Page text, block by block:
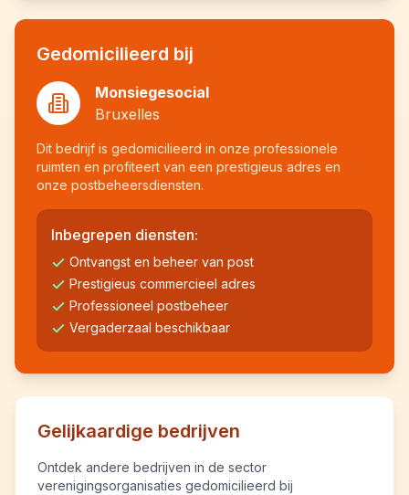
Gedomicilieerd bij
Monsiegesocial
Bruxelles
Dit bedrijf is gedomicilieerd in onze professionele
ruimten en profiteert van een prestigieus adres en
onze postbeheersdiensten.
Inbegrepen diensten:
Ontvangst en beheer van post
Prestigieus commercieel adres
Professioneel postbeheer
Vergaderzaal beschikbaar
Gelijkaardige bedrijven
Ontdek andere bedrijven in de sector
verenigingsorganisaties gedomicilieerd bij